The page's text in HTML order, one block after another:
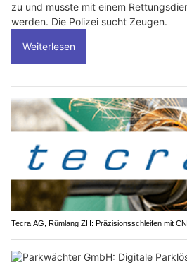
zu und musste mit einem
werden. Die Polizei sucht Zeugen.
Weiterlesen
Tecra AG, Rümlang ZH: Präzisionsschleifen mit